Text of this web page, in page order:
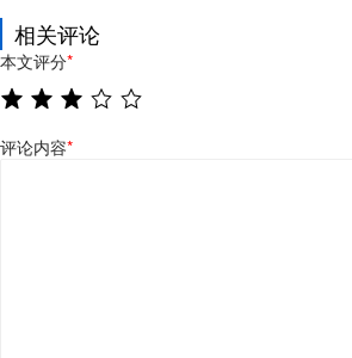
相关评论
本文评分*
评论内容*